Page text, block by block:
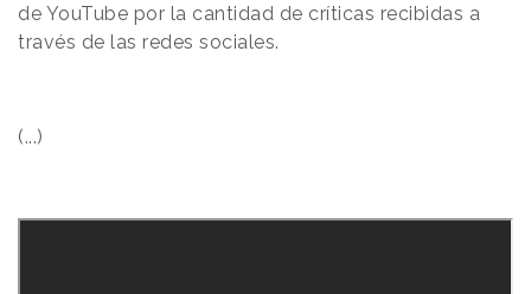
de YouTube por la cantidad de críticas recibidas a
través de las redes sociales.
(...)